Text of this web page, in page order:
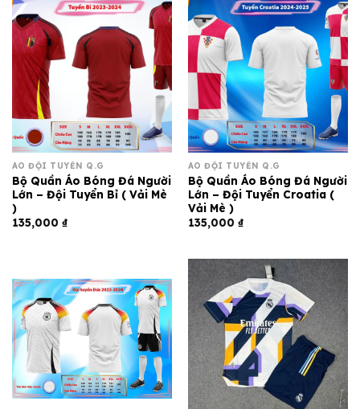
ÁO ĐỘI TUYỂN Q.G
Bộ Quần Áo Bóng Đá Người
Lớn – Đội Tuyển Bỉ ( Vải Mè
)
135,000 ₫
ÁO ĐỘI TUYỂN Q.G
Bộ Quần Áo Bóng Đá Người
Lớn – Đội Tuyển Croatia (
Vải Mè )
135,000 ₫